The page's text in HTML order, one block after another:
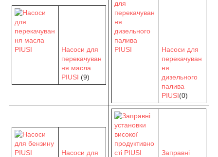
Насоси для
перекачуван
ня масла
PIUSI (9)
Насоси для
перекачуван
ня
дизельного
палива
PIUSI(0)
Насоси для
Заправні